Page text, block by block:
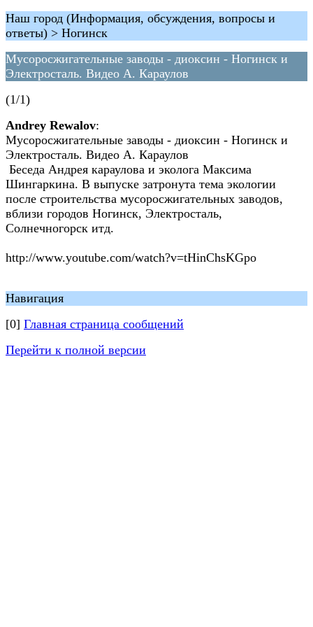
Наш город (Информация, обсуждения, вопросы и
ответы) > Ногинск
Мусоросжигательные заводы - диоксин - Ногинск и
Электросталь. Видео А. Караулов
(1/1)
Andrey Rewalov:
Мусоросжигательные заводы - диоксин - Ногинск и
Электросталь. Видео А. Караулов
Беседа Андрея караулова и эколога Максима
Шингаркина. В выпуске затронута тема экологии
после строительства мусоросжигательных заводов,
вблизи городов Ногинск, Электросталь,
Солнечногорск итд.
http://www.youtube.com/watch?v=tHinChsKGpo
Навигация
[0] Главная страница сообщений
Перейти к полной версии